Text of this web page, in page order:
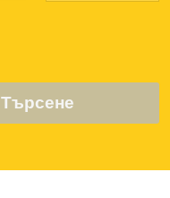
Търсене